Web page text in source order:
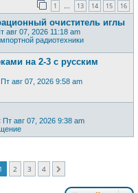
1 13 14 15 16
очиститель иглы
авг 07, 2026 11:18 am
радиотехники
на 2-3 с русским
Пт авг 07, 2026 9:58 am
Пт авг 07, 2026 9:38 am
1 2 3 4